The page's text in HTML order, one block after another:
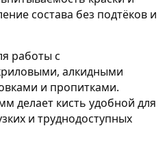
состава без подтёков и
работы с
алкидными
и пропитками.
делает кисть удобной для
и труднодоступных